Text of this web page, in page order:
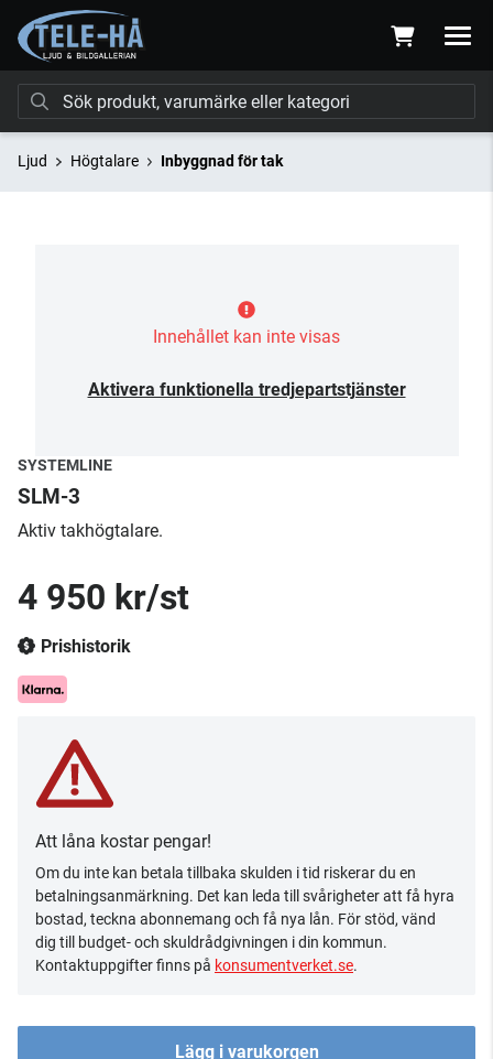
Ljud Högtalare Inbyggnad för tak
Innehållet kan inte visas
Aktivera funktionella tredjepartstjänster
SYSTEMLINE
SLM-3
Aktiv takhögtalare.
4 950 kr/st
Prishistorik
Att låna kostar pengar!
Om du inte kan betala tillbaka skulden i tid riskerar du en
betalningsanmärkning. Det kan leda till svårigheter att få hyra
bostad, teckna abonnemang och få nya lån. För stöd, vänd
dig till budget- och skuldrådgivningen i din kommun.
Kontaktuppgifter finns på konsumentverket.se.
Lägg i varukorgen